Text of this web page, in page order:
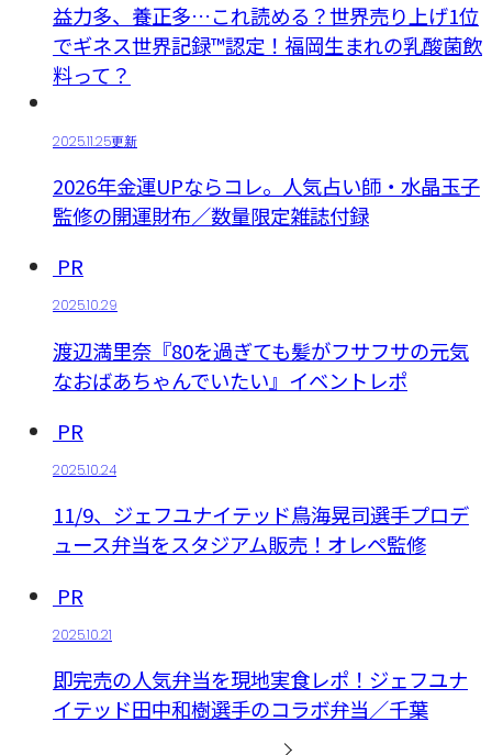
益力多、養正多…これ読める？世界売り上げ1位
でギネス世界記録™認定！福岡生まれの乳酸菌飲
料って？
2025.11.25更新
2026年金運UPならコレ。人気占い師・水晶玉子
監修の開運財布／数量限定雑誌付録
PR
2025.10.29
渡辺満里奈『80を過ぎても髪がフサフサの元気
なおばあちゃんでいたい』イベントレポ
PR
2025.10.24
11/9、ジェフユナイテッド鳥海晃司選手プロデ
ュース弁当をスタジアム販売！オレペ監修
PR
2025.10.21
即完売の人気弁当を現地実食レポ！ジェフユナ
イテッド田中和樹選手のコラボ弁当／千葉